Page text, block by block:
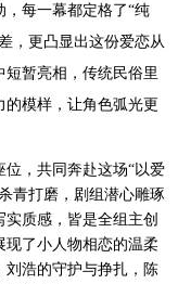
，每一幕都定格了“纯
，更凸显出这份爱恋从
暂亮相，传统民俗里
的模样，让角色弧光更
位，共同奔赴这场“以爱
青打磨，剧组潜心雕琢
质感，皆是全组主创
现了小人物相恋的温柔
刘浩的守护与挣扎，陈